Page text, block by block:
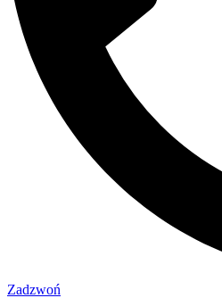
Zadzwoń